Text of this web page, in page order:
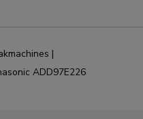
|
ADD97E226